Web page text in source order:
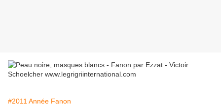
#2011 Année Fanon